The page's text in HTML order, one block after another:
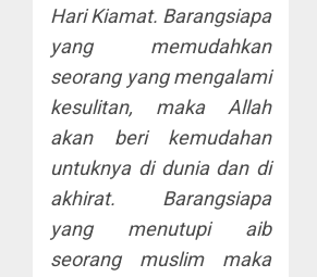
Hari Kiamat. Barangsiapa
yang memudahkan
seorang yang mengalami
kesulitan, maka Allah
akan beri kemudahan
untuknya di dunia dan di
akhirat. Barangsiapa
yang menutupi aib
seorang muslim maka